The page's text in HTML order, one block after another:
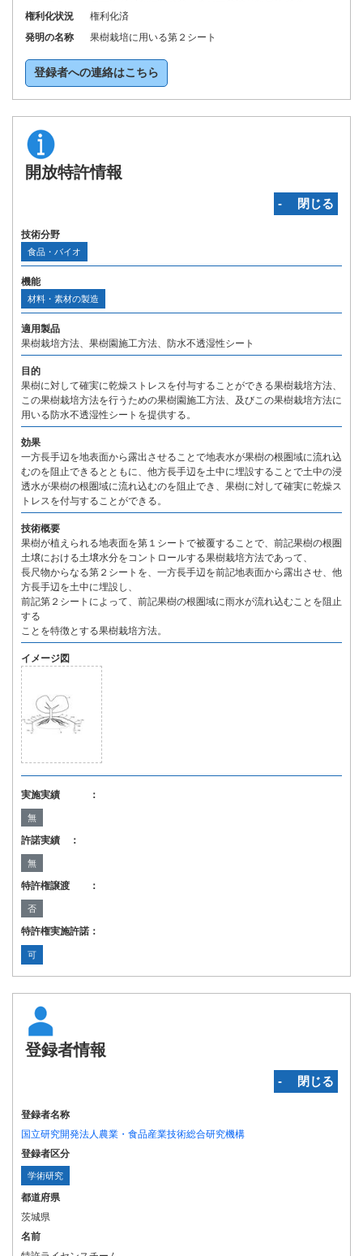
権利化状況
権利化済
発明の名称
果樹栽培に用いる第２シート
登録者への連絡はこちら
開放特許情報
‐ 閉じる
技術分野
食品・バイオ
機能
材料・素材の製造
適用製品
果樹栽培方法、果樹園施工方法、防水不透湿性シート
目的
果樹に対して確実に乾燥ストレスを付与することができる果樹栽培方法、
この果樹栽培方法を行うための果樹園施工方法、及びこの果樹栽培方法に
用いる防水不透湿性シートを提供する。
効果
一方長手辺を地表面から露出させることで地表水が果樹の根圏域に流れ込
むのを阻止できるとともに、他方長手辺を土中に埋設することで土中の浸
透水が果樹の根圏域に流れ込むのを阻止でき、果樹に対して確実に乾燥ス
トレスを付与することができる。
技術概要
果樹が植えられる地表面を第１シートで被覆することで、前記果樹の根圏
土壌における土壌水分をコントロールする果樹栽培方法であって、
長尺物からなる第２シートを、一方長手辺を前記地表面から露出させ、他
方長手辺を土中に埋設し、
前記第２シートによって、前記果樹の根圏域に雨水が流れ込むことを阻止
する
ことを特徴とする果樹栽培方法。
イメージ図
実施実績 ：
無
許諾実績 ：
無
特許権譲渡 ：
否
特許権実施許諾：
可
登録者情報
‐ 閉じる
登録者名称
国立研究開発法人農業・食品産業技術総合研究機構
登録者区分
学術研究
都道府県
茨城県
名前